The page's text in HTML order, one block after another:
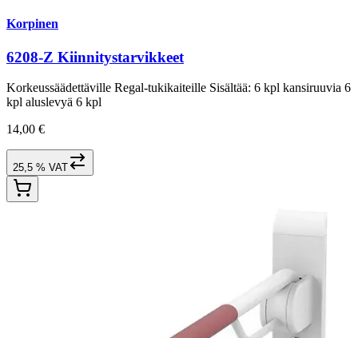
Korpinen
6208-Z Kiinnitystarvikkeet
Korkeussäädettäville Regal-tukikaiteille Sisältää: 6 kpl kansiruuvia 6
kpl aluslevyä 6 kpl
14,00 €
25,5 % VAT